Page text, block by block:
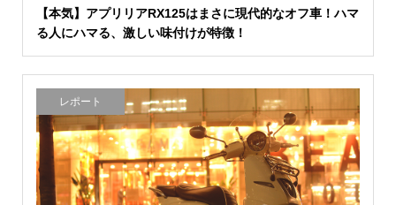
【本気】アプリリアRX125はまさに現代的なオフ車！ハマ
る人にハマる、激しい味付けが特徴！
レポート